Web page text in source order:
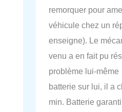
remorquer pour
véhicule chez un
enseigne). Le
venu a en fait pu
problème lui-même
batterie sur lui, il a
min. Batterie